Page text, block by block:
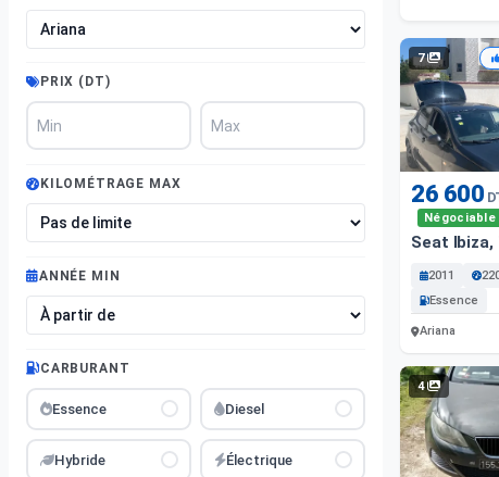
PRIX (DT)
KILOMÉTRAGE MAX
ANNÉE MIN
CARBURANT
Essence Diesel
Hybride Électrique
7
26 600
Négociable
Seat
2011
Essence
Ariana
4